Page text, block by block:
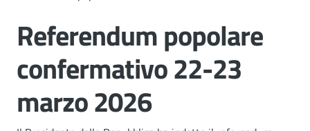
Referendum popolare
confermativo 22-23
marzo 2026